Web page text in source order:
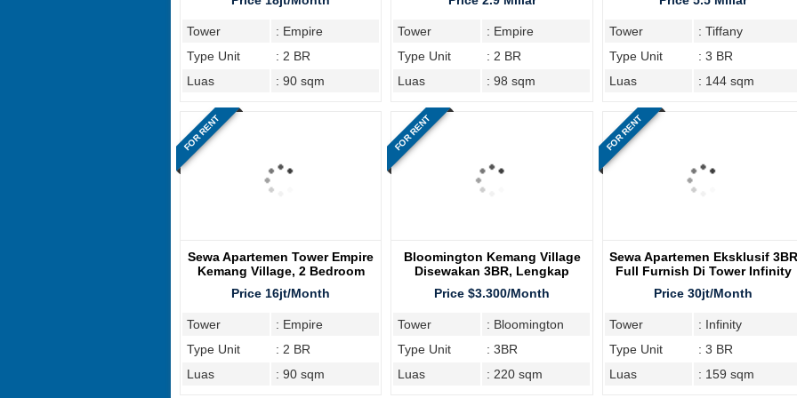
Tower
: Empire
Type Unit
: 2 BR
Luas
: 90 sqm
Tower
: Empire
Type Unit
: 2 BR
Luas
: 98 sqm
Tower
: Tiffany
Type Unit
: 3 BR
Luas
: 144 sqm
FOR RENT
Sewa Apartemen Tower Empire
Kemang Village, 2 Bedroom
Price 16jt/Month
Tower
: Empire
Type Unit
: 2 BR
Luas
: 90 sqm
FOR RENT
Bloomington Kemang Village
Disewakan 3BR, Lengkap
Furnish
Price $3.300/Month
Tower
: Bloomington
Type Unit
: 3BR
Luas
: 220 sqm
FOR RENT
Sewa Apartemen Eksklusif 3BR
Full Furnish Di Tower Infinity
Price 30jt/Month
Tower
: Infinity
Type Unit
: 3 BR
Luas
: 159 sqm